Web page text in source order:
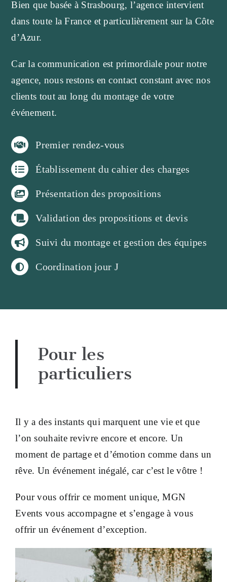
Devis & Contact
Bien que basée à Strasbourg, l’agence intervient
dans toute la France et particulièrement sur la Côte
d’Azur.
Car la communication est primordiale pour notre
agence, nous restons en contact constant avec nos
clients tout au long du montage de votre
événement.
Premier rendez-vous
Établissement du cahier des charges
Présentation des propositions
Validation des propositions et devis
Suivi du montage et gestion des équipes
Coordination jour J
Pour les
particuliers
Il y a des instants qui marquent une vie et que
l’on souhaite revivre encore et encore. Un
moment de partage et d’émotion comme dans un
rêve. Un événement inégalé, car c’est le vôtre !
Pour vous offrir ce moment unique, MGN
Events vous accompagne et s’engage à vous
offrir un événement d’exception.